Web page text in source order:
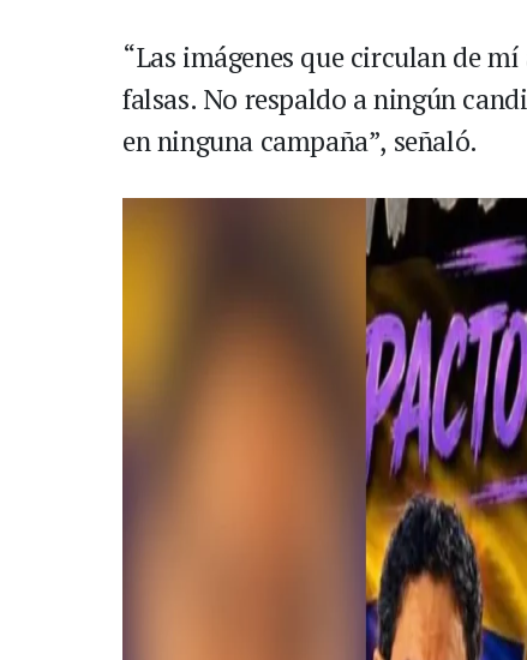
“Las imágenes que circulan de
falsas. No respaldo a ningún
en ninguna campaña”, señaló.